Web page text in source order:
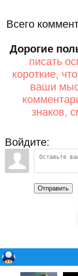
Всего
Дорогие
писать
короткие,
ваши
знаков,
Войдите:
Отправить